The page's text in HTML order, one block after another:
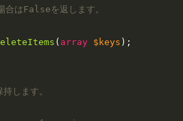
はFalseを返します。
( array $keys ) ;
します。